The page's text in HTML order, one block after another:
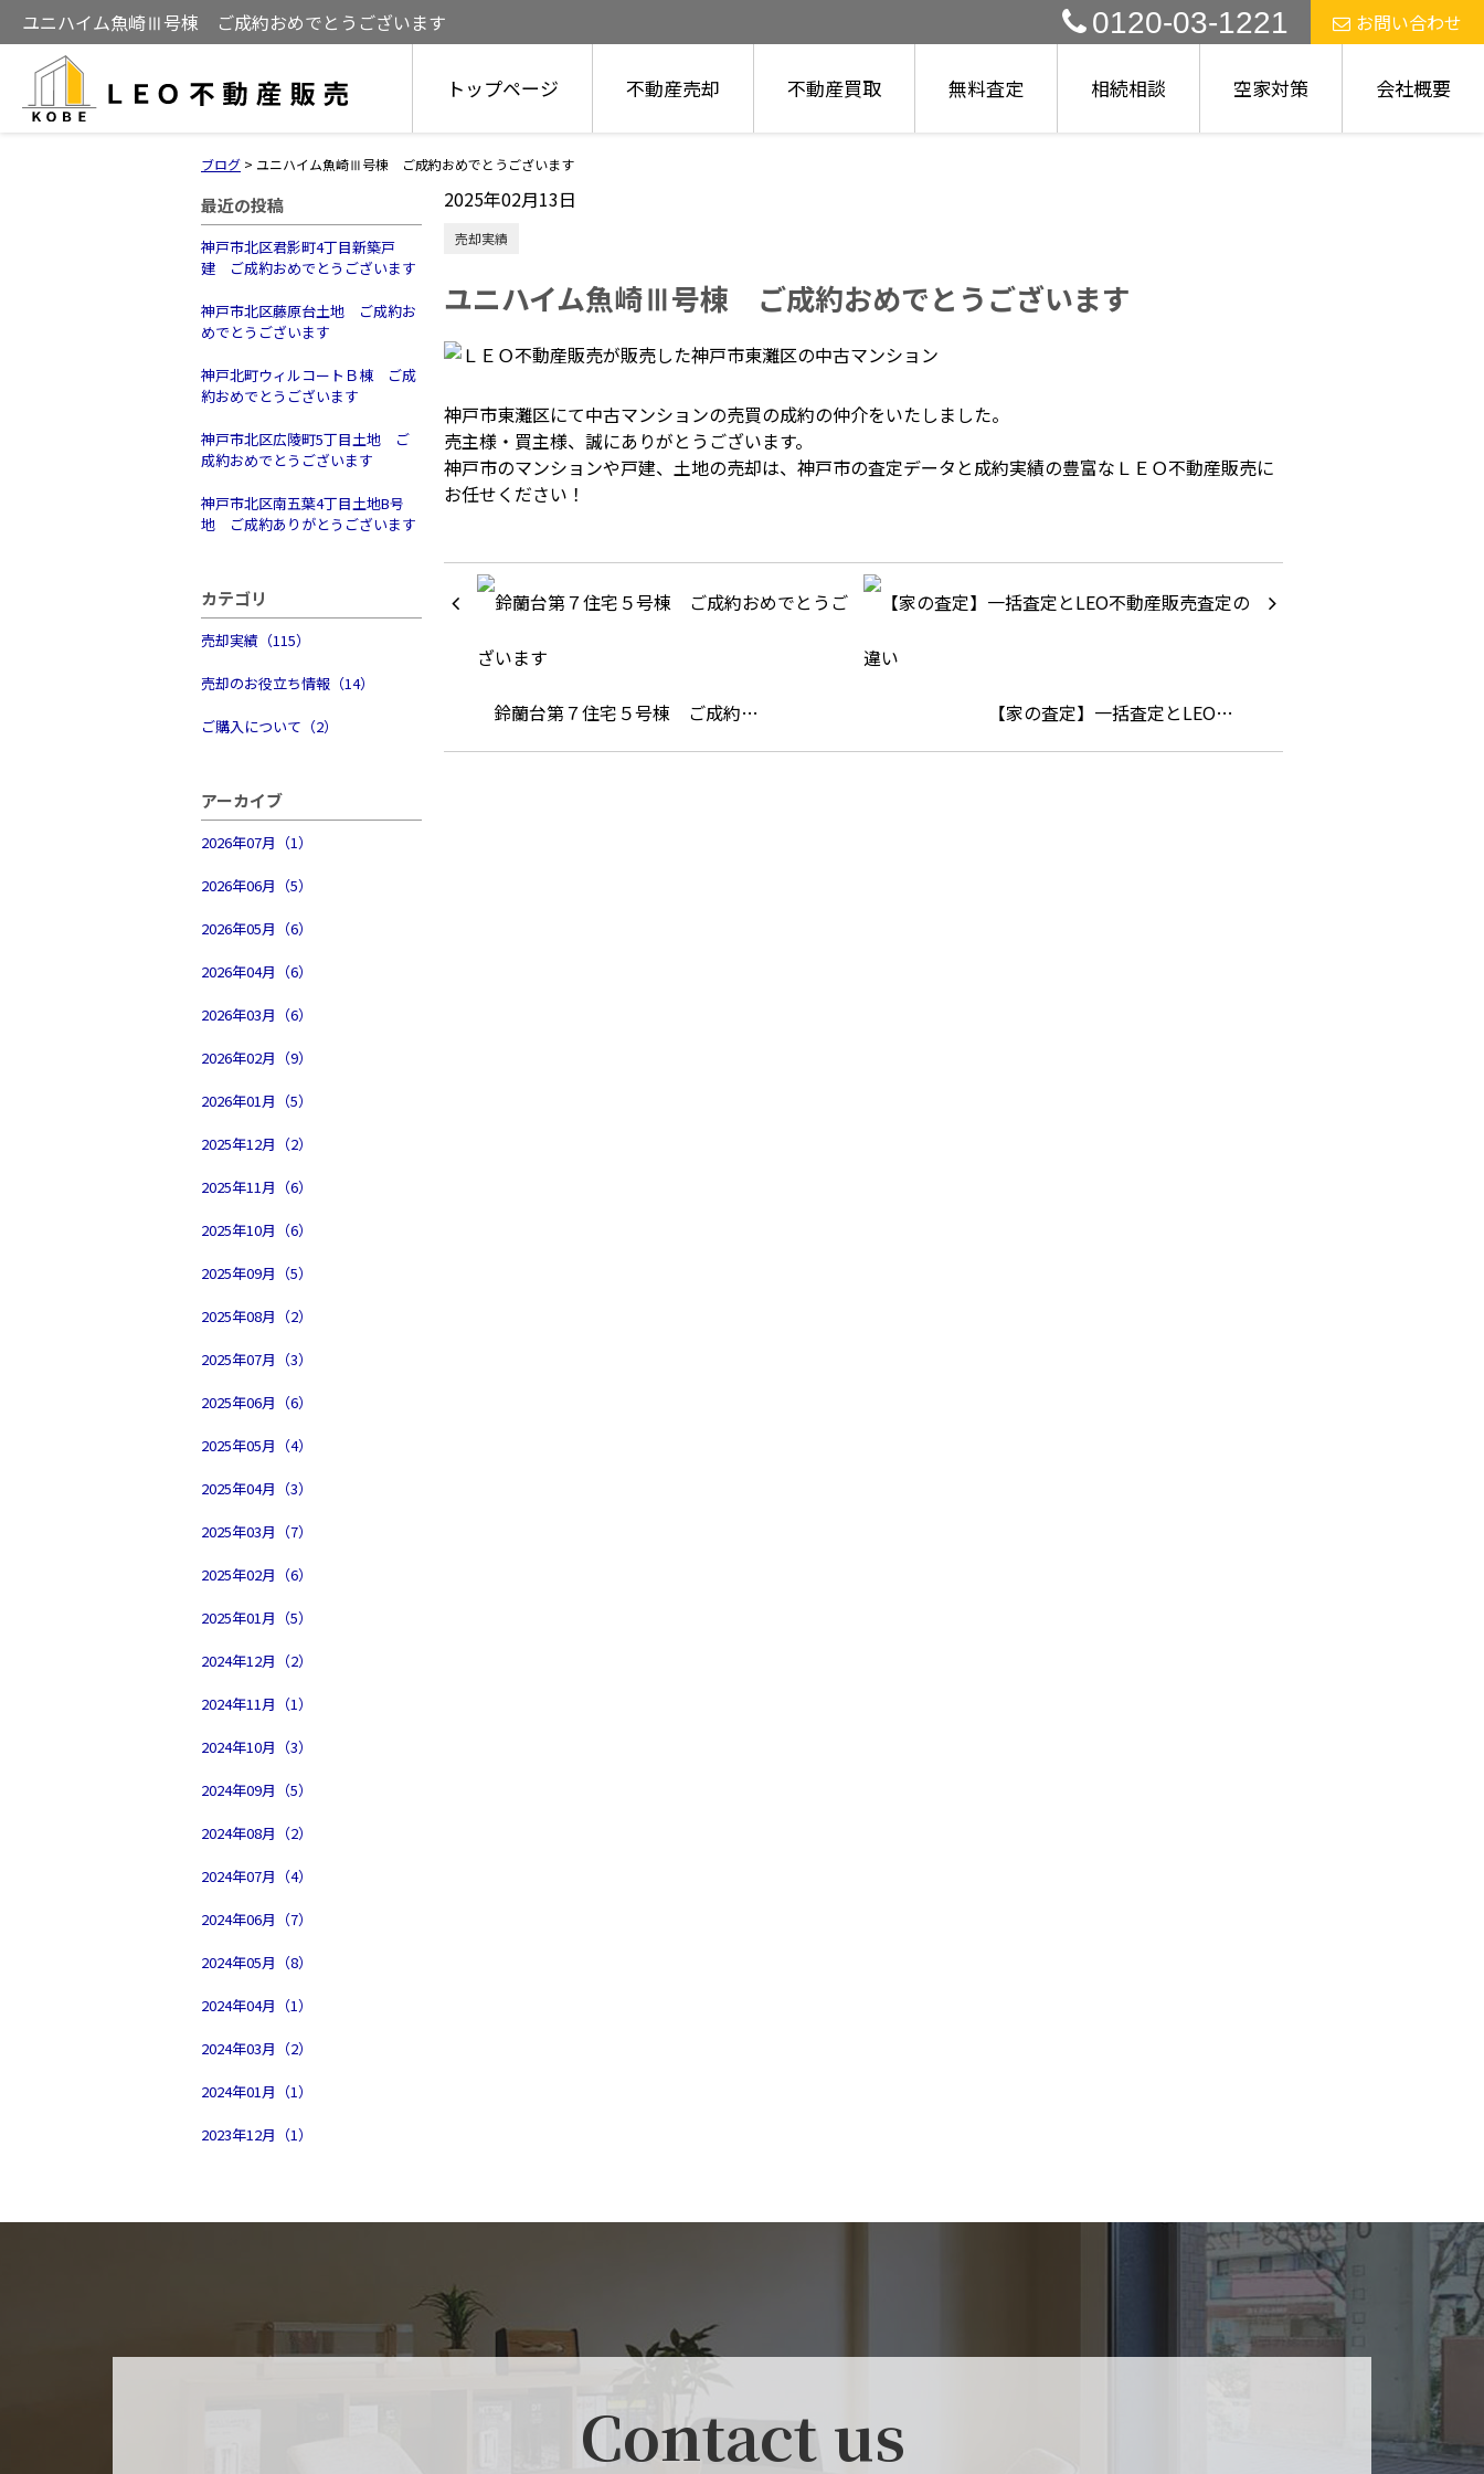
ユニハイム魚崎Ⅲ号棟 ご成約おめでとうございます 0120-03-1221 お問い合わせ
トップページ 不動産売却 不動産買取 無料査定 相続相談 空家対策 会社概要
ブログ > ユニハイム魚崎Ⅲ号棟 ご成約おめでとうございます
最近の投稿
神戸市北区君影町4丁目新築戸
建 ご成約おめでとうございます
神戸市北区藤原台土地 ご成約お
めでとうございます
神戸北町ウィルコートＢ棟 ご成
約おめでとうございます
神戸市北区広陵町5丁目土地 ご
成約おめでとうございます
神戸市北区南五葉4丁目土地B号
地 ご成約ありがとうございます
カテゴリ
売却実績（115）
売却のお役立ち情報（14）
ご購入について（2）
アーカイブ
2026年07月（1）
2026年06月（5）
2026年05月（6）
2026年04月（6）
2026年03月（6）
2026年02月（9）
2026年01月（5）
2025年12月（2）
2025年11月（6）
2025年10月（6）
2025年09月（5）
2025年08月（2）
2025年07月（3）
2025年06月（6）
2025年05月（4）
2025年04月（3）
2025年03月（7）
2025年02月（6）
2025年01月（5）
2024年12月（2）
2024年11月（1）
2024年10月（3）
2024年09月（5）
2024年08月（2）
2024年07月（4）
2024年06月（7）
2024年05月（8）
2024年04月（1）
2024年03月（2）
2024年01月（1）
2023年12月（1）
2025年02月13日
売却実績
ユニハイム魚崎Ⅲ号棟 ご成約おめでとうございます
神戸市東灘区にて中古マンションの売買の成約の仲介をいたしました。
売主様・買主様、誠にありがとうございます。
神戸市のマンションや戸建、土地の売却は、神戸市の査定データと成約実績の豊富なＬＥＯ不動産販売に
お任せください！
鈴蘭台第７住宅５号棟 ご成約… 【家の査定】一括査定とLEO…
Contact us